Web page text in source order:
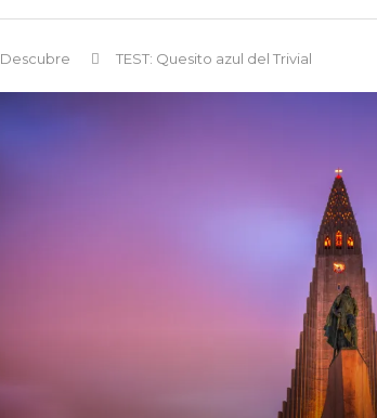
Descubre TEST: Quesito azul del Trivial